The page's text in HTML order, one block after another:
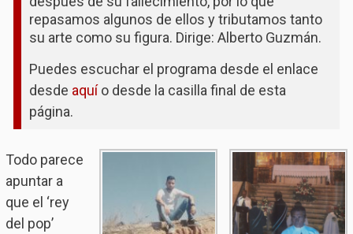
repasamos algunos de ellos y tributamos tanto
su arte como su figura. Dirige: Alberto Guzmán.
Puedes escuchar el programa desde el enlace
desde aquío desde la casilla final de esta
página.
Todo parece
apuntar a
que el ‘rey
del pop’